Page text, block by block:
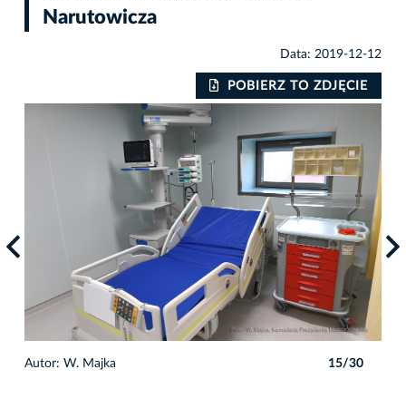
Narutowicza
Data: 2019-12-12
POBIERZ TO ZDJĘCIE
Autor: W. Majka 15/30